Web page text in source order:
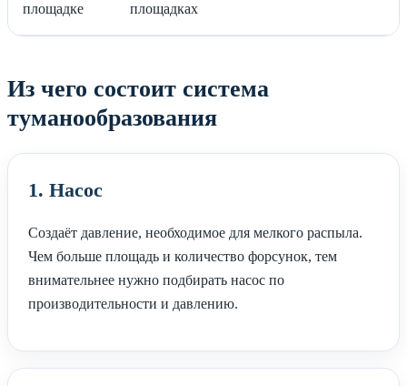
площадке
площадках
Из чего состоит система
туманообразования
1. Насос
Создаёт давление, необходимое для мелкого распыла.
Чем больше площадь и количество форсунок, тем
внимательнее нужно подбирать насос по
производительности и давлению.